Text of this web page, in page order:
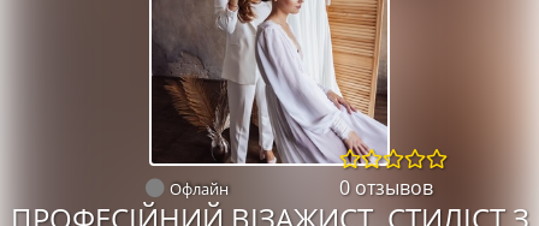
Офлайн 0 отзывов